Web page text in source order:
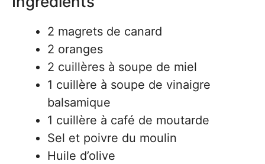
2 magrets de canard
2 oranges
2 cuillères à soupe de miel
1 cuillère à soupe de vinaigre
balsamique
1 cuillère à café de moutarde
Sel et poivre du moulin
Huile d’olive